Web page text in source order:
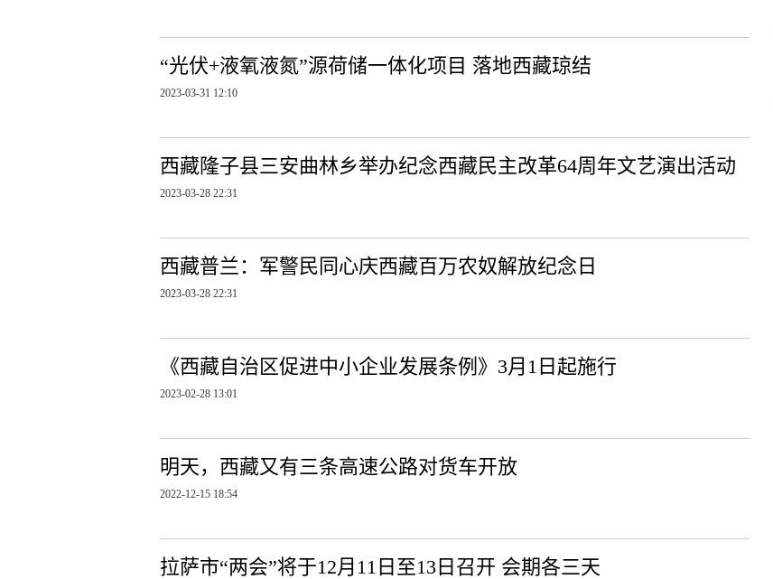
“光伏+液氧液氮”源荷储一体化项目 落地西藏琼结
2023-03-31 12:10
西藏隆子县三安曲林乡举办纪念西藏民主改革64周年文艺演出活动
2023-03-28 22:31
西藏普兰：军警民同心庆西藏百万农奴解放纪念日
2023-03-28 22:31
《西藏自治区促进中小企业发展条例》3月1日起施行
2023-02-28 13:01
明天，西藏又有三条高速公路对货车开放
2022-12-15 18:54
拉萨市“两会”将于12月11日至13日召开 会期各三天